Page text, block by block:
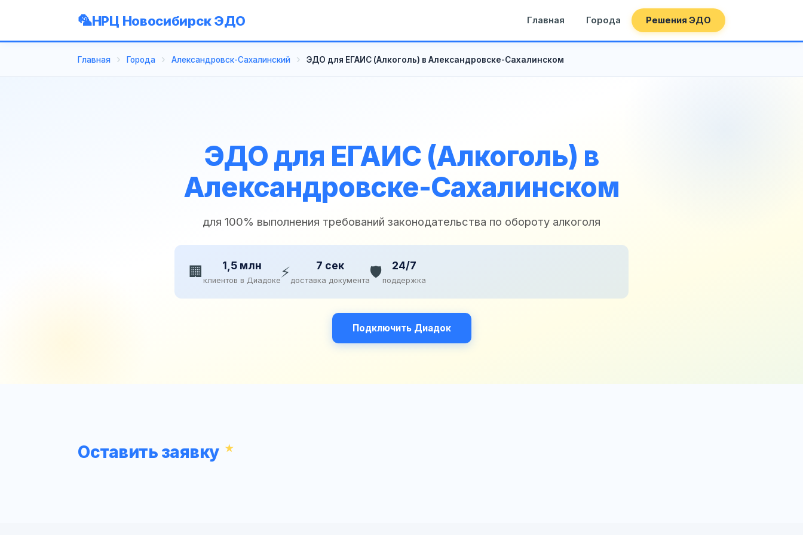
НРЦ Новосибирск ЭДО Главная Города Решения ЭДО
Главная Города Александровск-Сахалинский ЭДО для ЕГАИС (Алкоголь) в Александровске-Сахалинском
ЭДО для ЕГАИС (Алкоголь) в
Александровске-Сахалинском
для 100% выполнения требований законодательства по обороту алкоголя
🏢 1,5 млн
клиентов в Диадоке ⚡ 7 сек
доставка документа🛡️ 24/7
поддержка
Подключить Диадок
Оставить заявку